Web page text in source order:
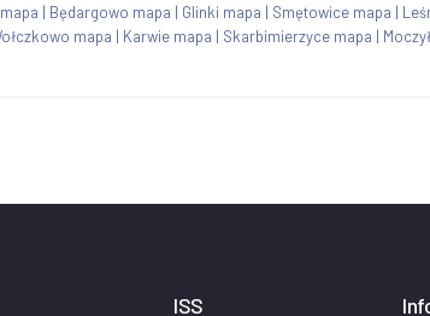
| Będargowo mapa | Glinki mapa | Smętowice mapa |
mapa | Karwie mapa | Skarbimierzyce mapa |
ISS